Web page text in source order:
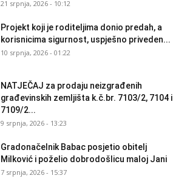
21 srpnja, 2026 - 10:12
Projekt koji je roditeljima donio predah, a
korisnicima sigurnost, uspješno priveden...
10 srpnja, 2026 - 01:22
NATJEČAJ za prodaju neizgrađenih
građevinskih zemljišta k.č.br. 7103/2, 7104 i
7109/2...
9 srpnja, 2026 - 13:23
Gradonačelnik Babac posjetio obitelj
Milković i poželio dobrodošlicu maloj Jani
7 srpnja, 2026 - 15:37